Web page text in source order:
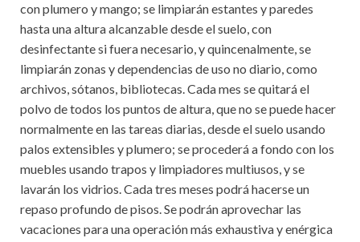
con plumero y mango; se limpiarán estantes y paredes
hasta una altura alcanzable desde el suelo, con
desinfectante si fuera necesario, y quincenalmente, se
limpiarán zonas y dependencias de uso no diario, como
archivos, sótanos, bibliotecas. Cada mes se quitará el
polvo de todos los puntos de altura, que no se puede hacer
normalmente en las tareas diarias, desde el suelo usando
palos extensibles y plumero; se procederá a fondo con los
muebles usando trapos y limpiadores multiusos, y se
lavarán los vidrios. Cada tres meses podrá hacerse un
repaso profundo de pisos. Se podrán aprovechar las
vacaciones para una operación más exhaustiva y enérgica